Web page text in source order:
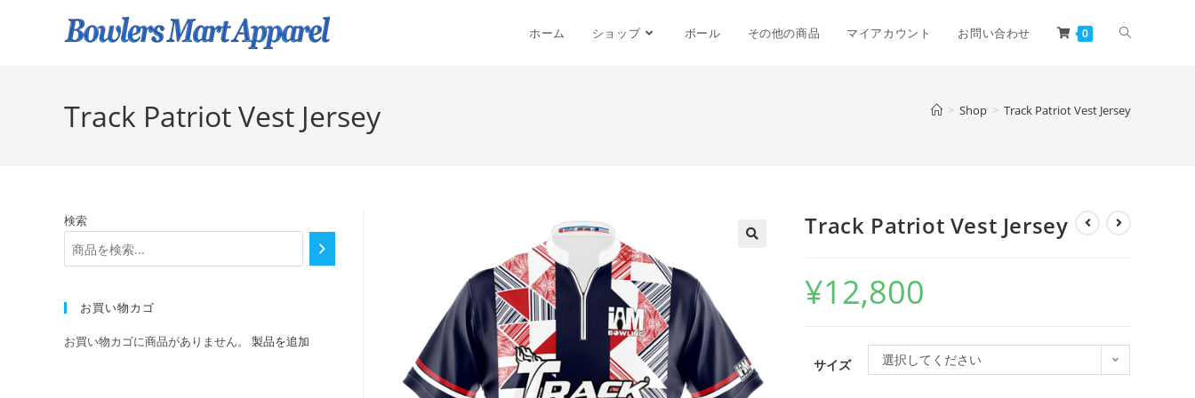
ホーム ショップ ボール その他の商品 マイアカウント お問い合わせ 0
Track Patriot Vest Jersey > Shop > Track Patriot Vest Jersey
Track Patriot Vest Jersey
¥12,800
サイズ 選択してください
検索
お買い物カゴ
お買い物カゴに商品がありません。 製品を追加